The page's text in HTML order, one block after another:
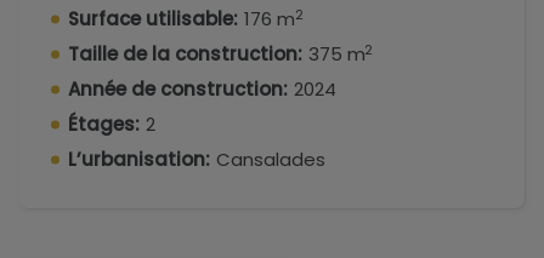
Surface utilisable: 176 m2
Taille de la construction: 375 m2
Année de construction: 2024
Étages: 2
L’urbanisation: Cansalades